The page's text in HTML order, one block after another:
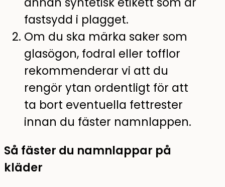
fastsydd i plagget.
Om du ska märka saker som
glasögon, fodral eller tofflor
rekommenderar vi att du
rengör ytan ordentligt för att
ta bort eventuella fettrester
innan du fäster namnlappen.
Så fäster du namnlappar på
kläder